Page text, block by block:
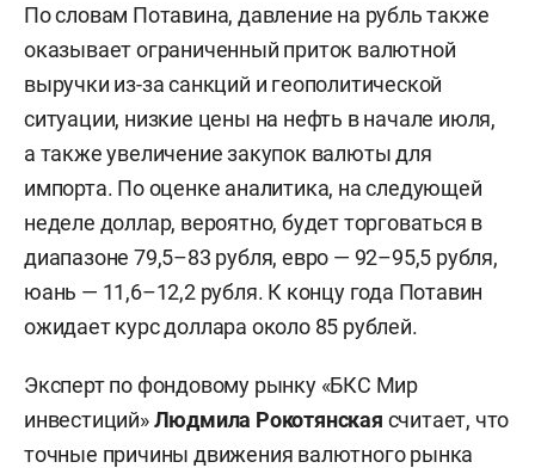
По словам Потавина, давление на рубль также
оказывает ограниченный приток валютной
выручки из-за санкций и геополитической
ситуации, низкие цены на нефть в начале июля,
а также увеличение закупок валюты для
импорта. По оценке аналитика, на следующей
неделе доллар, вероятно, будет торговаться в
диапазоне 79,5–83 рубля, евро — 92–95,5 рубля,
юань — 11,6–12,2 рубля. К концу года Потавин
ожидает курс доллара около 85 рублей.
Эксперт по фондовому рынку «БКС Мир
инвестиций»Людмила Рокотянская считает, что
точные причины движения валютного рынка